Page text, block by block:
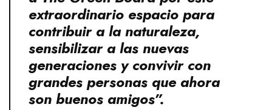
extraordinario espacio para
contribuir a la naturaleza,
sensibilizar a las nuevas
generaciones y convivir con
grandes personas que ahora
son buenos amigos”.